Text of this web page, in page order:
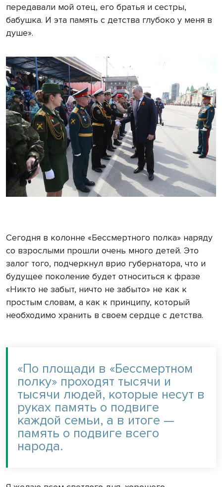
передавали мой отец, его братья и сестры,
бабушка. И эта память с детства глубоко у меня в
душе».
Сегодня в колонне «Бессмертного полка» наряду
со взрослыми прошли очень много детей. Это
залог того, подчеркнул врио губернатора, что и
будущее поколение будет относиться к фразе
«Никто не забыт, ничто не забыто» не как к
простым словам, а как к принципу, который
необходимо хранить в своем сердце с детства.
«По площади в «Бессмертном
полку» проходят тысячи и
тысячи людей, которые несут в
руках память о подвиге
каждой семьи, а в итоге —
память о подвиге всего
народа.